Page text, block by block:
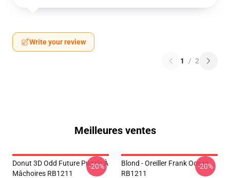
Write your review
1 / 2
Meilleures ventes
Donut 3D Odd Future Puzzle À
Mâchoires RB1211
-20%
Blond - Oreiller Frank Ocean
RB1211
-20%